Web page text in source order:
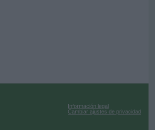
Información legal
Cambiar ajustes de privacidad